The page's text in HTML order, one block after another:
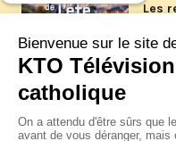
Les
Article
La